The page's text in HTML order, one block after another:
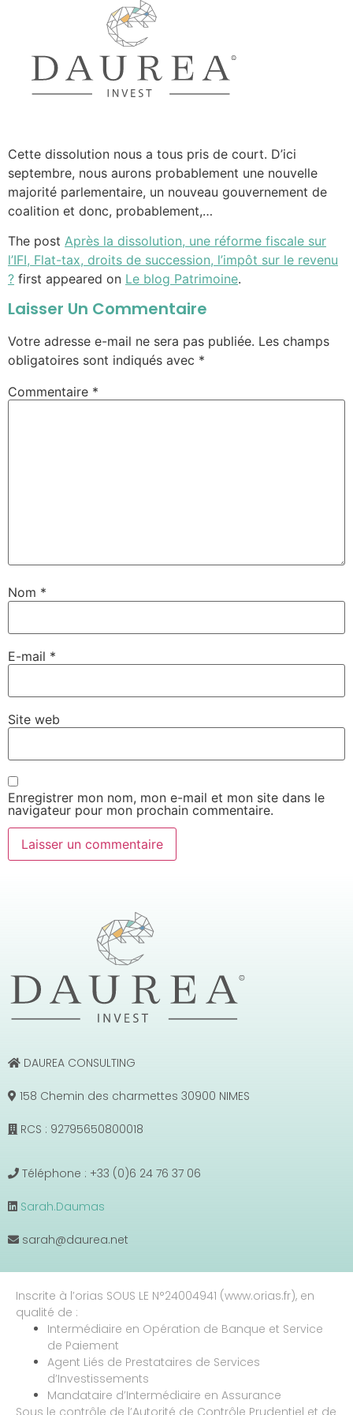
Cette dissolution nous a tous pris de court. D’ici
septembre, nous aurons probablement une nouvelle
majorité parlementaire, un nouveau gouvernement de
coalition et donc, probablement,…
The post Après la dissolution, une réforme fiscale sur
l’IFI, Flat-tax, droits de succession, l’impôt sur le revenu
? first appeared on Le blog Patrimoine.
Laisser Un Commentaire
Votre adresse e-mail ne sera pas publiée. Les champs
obligatoires sont indiqués avec *
Commentaire *
Nom *
E-mail *
Site web
Enregistrer mon nom, mon e-mail et mon site dans le
navigateur pour mon prochain commentaire.
DAUREA CONSULTING
158 Chemin des charmettes 30900 NIMES
RCS : 92795650800018
Téléphone : +33 (0)6 24 76 37 06
Sarah.Daumas
sarah@daurea.net
Inscrite à l’orias SOUS LE N°24004941 (www.orias.fr), en
qualité de :
Intermédiaire en Opération de Banque et Service
de Paiement
Agent Liés de Prestataires de Services
d’Investissements
Mandataire d’Intermédiaire en Assurance
Sous le contrôle de l’Autorité de Contrôle Prudentiel et de